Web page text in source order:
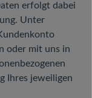
erfolgt dabei
Unter
oder mit uns in
Ihres jeweiligen